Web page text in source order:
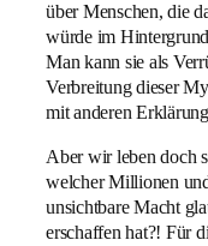
über Menschen, die
würde im
Man kann sie als
Verbreitung dieser
mit anderen
Aber wir leben doch
welcher Millionen
unsichtbare Macht
erschaffen hat?! Für